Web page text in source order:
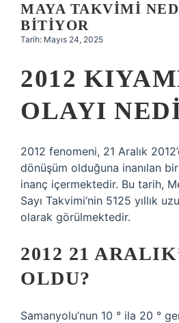
MAYA TAKVIMI
BITIYOR
Tarih: Mayıs 24, 2025
2012
OLAYI
2012 fenomeni, 21 Aralık
dönüşüm olduğuna inanılan
inanç içermektedir. Bu tarih,
Sayı Takvimi’nin 5125 yıllık
olarak görülmektedir.
2012 21
OLDU?
Samanyolu’nun 10 ° ila 20 °